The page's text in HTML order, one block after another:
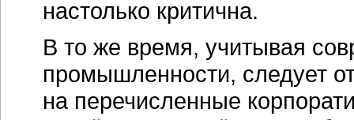
настолько критична.
В то же время, учитывая
промышленности, следует
на перечисленные